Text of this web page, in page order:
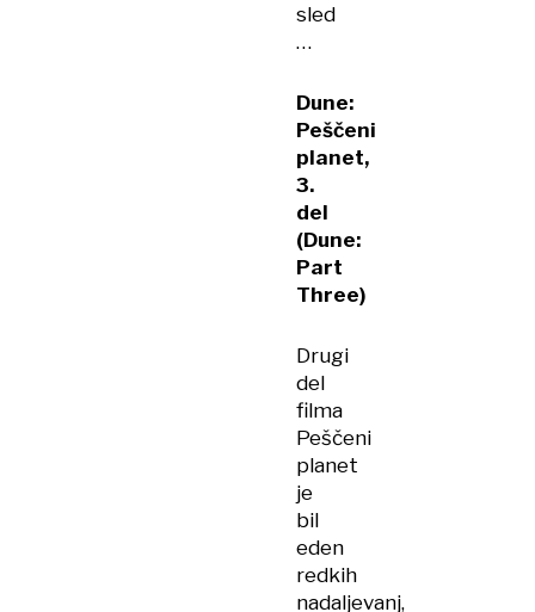
sled
…
Dune:
Peščeni
planet,
3.
del
(Dune:
Part
Three)
Drugi
del
filma
Peščeni
planet
je
bil
eden
redkih
nadaljevanj,